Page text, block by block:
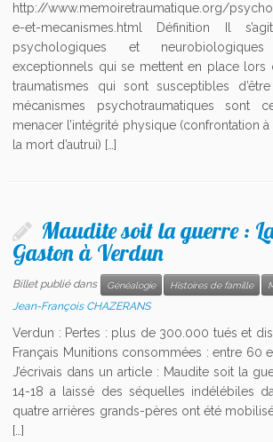
http://www.memoiretraumatique.org/
e-et-mecanismes.html Définition Il
psychologiques et
exceptionnels qui se mettent en place lors
traumatismes qui sont susceptibles
mécanismes psychotraumatiques sont
menacer l’intégrité physique (confrontation
la mort d’autrui) […]
Maudite soit la guerre :
Gaston à Verdun
Billet publié dans Généalogie Histoires de famille
Jean-François CHAZERANS
Verdun : Pertes : plus de 300.000 tués et
Français Munitions consommées : entre 60
J’écrivais dans un article : Maudite soit la
14-18 a laissé des séquelles indélébiles
quatre arrières grands-pères ont été
[…]